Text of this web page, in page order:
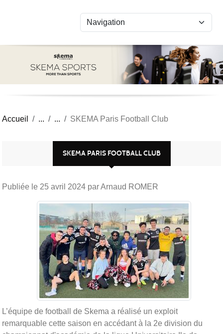
Accueil SKEMA Paris Football Club
SKEMA PARIS FOOTBALL CLUB
Publiée le 25 avril 2024 par Arnaud ROMER
L’équipe de football de Skema a réalisé un exploit
remarquable cette saison en accédant à la 2e division du